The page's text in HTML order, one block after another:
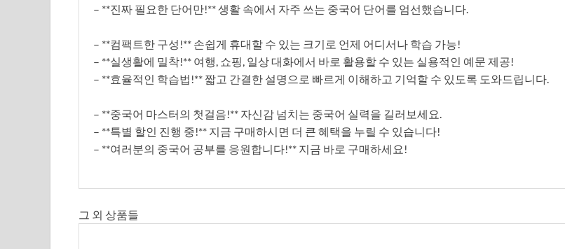
– **진짜 필요한 단어만!** 생활 속에서 자주 쓰는 중국어 단어를 엄선했습니다.
– **컴팩트한 구성!** 손쉽게 휴대할 수 있는 크기로 언제 어디서나 학습 가능!
– **실생활에 밀착!** 여행, 쇼핑, 일상 대화에서 바로 활용할 수 있는 실용적인 예문 제공!
– **효율적인 학습법!** 짧고 간결한 설명으로 빠르게 이해하고 기억할 수 있도록 도와드립니다.
– **중국어 마스터의 첫걸음!** 자신감 넘치는 중국어 실력을 길러보세요.
– **특별 할인 진행 중!** 지금 구매하시면 더 큰 혜택을 누릴 수 있습니다!
– **여러분의 중국어 공부를 응원합니다!** 지금 바로 구매하세요!
그 외 상품들